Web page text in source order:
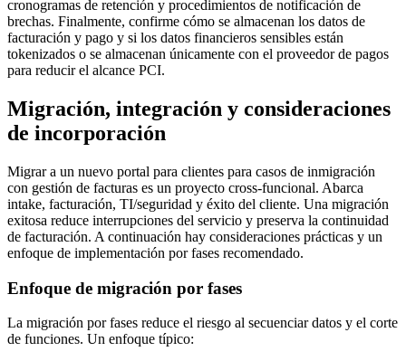
cronogramas de retención y procedimientos de notificación de
brechas. Finalmente, confirme cómo se almacenan los datos de
facturación y pago y si los datos financieros sensibles están
tokenizados o se almacenan únicamente con el proveedor de pagos
para reducir el alcance PCI.
Migración, integración y consideraciones
de incorporación
Migrar a un nuevo portal para clientes para casos de inmigración
con gestión de facturas es un proyecto cross-funcional. Abarca
intake, facturación, TI/seguridad y éxito del cliente. Una migración
exitosa reduce interrupciones del servicio y preserva la continuidad
de facturación. A continuación hay consideraciones prácticas y un
enfoque de implementación por fases recomendado.
Enfoque de migración por fases
La migración por fases reduce el riesgo al secuenciar datos y el corte
de funciones. Un enfoque típico: